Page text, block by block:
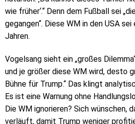
wie früher‘.“ Denn dem Fußball sei
gegangen“. Diese WM in den USA
Jahren.
Vogelsang sieht ein „großes
und je größer diese WM wird, desto
Bühne für Trump.“ Das klingt
Es ist eine Warnung ohne
Die WM ignorieren? Sich wünschen,
verläuft, damit Trump weniger